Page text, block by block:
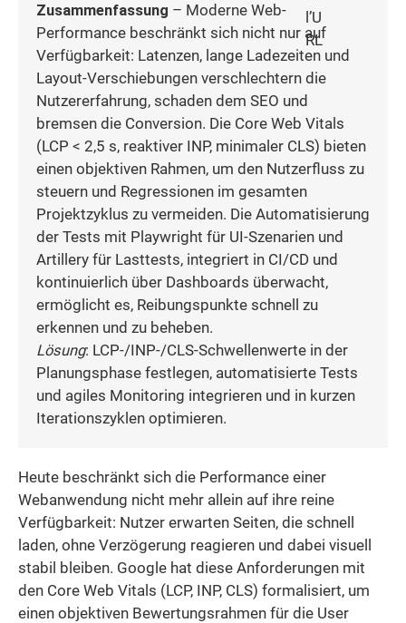
Zusammenfassung – Moderne Web-
Performance beschränkt sich nicht nur auf
Verfügbarkeit: Latenzen, lange Ladezeiten und
Layout-Verschiebungen verschlechtern die
Nutzererfahrung, schaden dem SEO und
bremsen die Conversion. Die Core Web Vitals
(LCP < 2,5 s, reaktiver INP, minimaler CLS) bieten
einen objektiven Rahmen, um den Nutzerfluss zu
steuern und Regressionen im gesamten
Projektzyklus zu vermeiden. Die Automatisierung
der Tests mit Playwright für UI-Szenarien und
Artillery für Lasttests, integriert in CI/CD und
kontinuierlich über Dashboards überwacht,
ermöglicht es, Reibungspunkte schnell zu
erkennen und zu beheben.
Lösung: LCP-/INP-/CLS-Schwellenwerte in der
Planungsphase festlegen, automatisierte Tests
und agiles Monitoring integrieren und in kurzen
Iterationszyklen optimieren.
Heute beschränkt sich die Performance einer
Webanwendung nicht mehr allein auf ihre reine
Verfügbarkeit: Nutzer erwarten Seiten, die schnell
laden, ohne Verzögerung reagieren und dabei visuell
stabil bleiben. Google hat diese Anforderungen mit
den Core Web Vitals (LCP, INP, CLS) formalisiert, um
einen objektiven Bewertungsrahmen für die User